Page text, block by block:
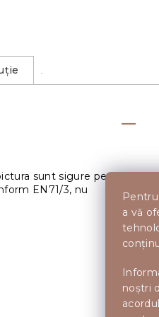
a vă
noștri
sunt sigure pentru
EN71/3, nu